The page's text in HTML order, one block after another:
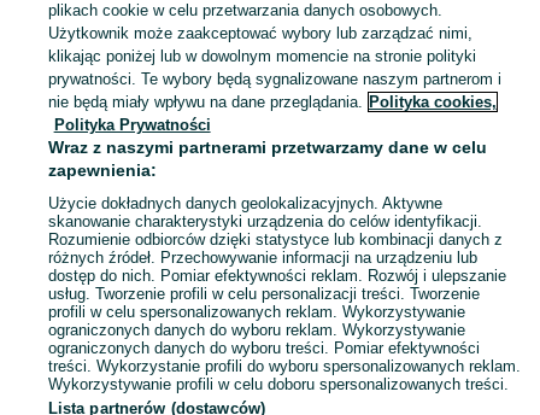
Skorzystaj z największego serwisu ogłoszeniowego - Wola Krasienińska i okolice! Kupuj to, czego pragniesz i sprzedawaj to, czego już nie potrzebujesz! Zobacz
Mapa kategorii
Mapa miejscowości
Mapa ministron
Popularne wyszukiwania
plikach cookie w celu przetwarzania danych osobowych.
Użytkownik może zaakceptować wybory lub zarządzać nimi,
klikając poniżej lub w dowolnym momencie na stronie polityki
prywatności. Te wybory będą sygnalizowane naszym partnerom i
nie będą miały wpływu na dane przeglądania. Polityka cookies,
Polityka Prywatności
Wraz z naszymi partnerami przetwarzamy dane w celu
zapewnienia:
Użycie dokładnych danych geolokalizacyjnych. Aktywne
skanowanie charakterystyki urządzenia do celów identyfikacji.
Rozumienie odbiorców dzięki statystyce lub kombinacji danych z
różnych źródeł. Przechowywanie informacji na urządzeniu lub
dostęp do nich. Pomiar efektywności reklam. Rozwój i ulepszanie
usług. Tworzenie profili w celu personalizacji treści. Tworzenie
profili w celu spersonalizowanych reklam. Wykorzystywanie
ograniczonych danych do wyboru reklam. Wykorzystywanie
ograniczonych danych do wyboru treści. Pomiar efektywności
treści. Wykorzystanie profili do wyboru spersonalizowanych reklam.
Wykorzystywanie profili w celu doboru spersonalizowanych treści.
Lista partnerów (dostawców)